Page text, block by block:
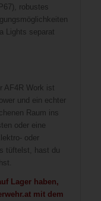
robustes
Lights separat
AF4R Work ist
und ein echter
Raum ins
oder eine
oder
tüftelst, hast du
Lager haben,
mit dem